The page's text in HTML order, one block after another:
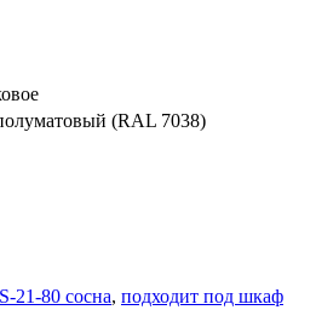
(RAL 7038)
21-80 сосна, подходит под шкаф